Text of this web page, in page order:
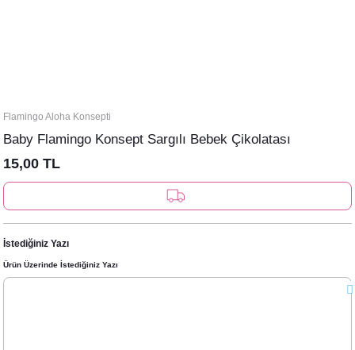
Flamingo Aloha Konsepti
Baby Flamingo Konsept Sargılı Bebek Çikolatası
15,00 TL
İstediğiniz Yazı
Ürün Üzerinde İstediğiniz Yazı